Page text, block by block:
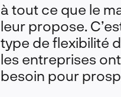
à tout ce que le
leur propose.
type de flexibilité
les entreprises ont
besoin pour